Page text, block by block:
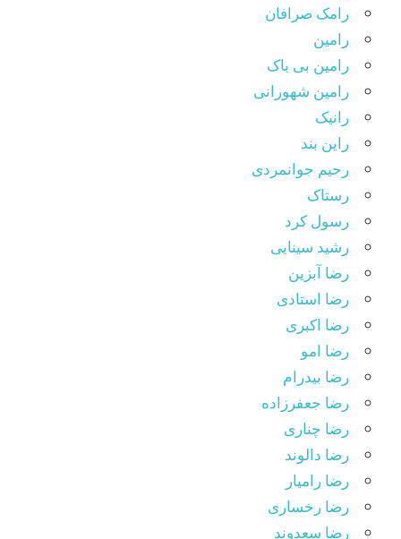
رامک صرافان
رامین
رامین بی باک
رامین شهورانی
رانیک
راین بند
رحیم جوانمردی
رستاک
رسول کرد
رشید سینایی
رضا آبزین
رضا استادی
رضا اکبری
رضا امو
رضا بیدرام
رضا جعفرزاده
رضا چناری
رضا دالوند
رضا رامیار
رضا رخساری
رضا سعدوند